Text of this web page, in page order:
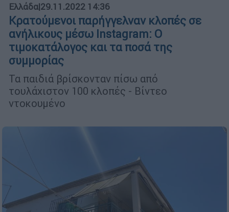
Ελλάδα|29.11.2022 14:36
Κρατούμενοι παρήγγελναν κλοπές σε
ανήλικους μέσω Instagram: Ο
τιμοκατάλογος και τα ποσά της
συμμορίας
Τα παιδιά βρίσκονταν πίσω από
τουλάχιστον 100 κλοπές - Βίντεο
ντοκουμένο